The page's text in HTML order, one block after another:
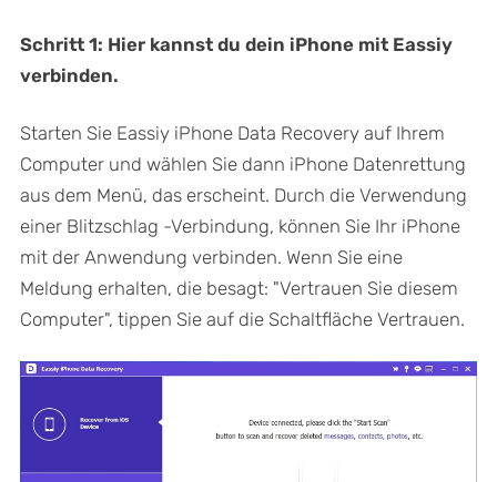
Schritt 1: Hier kannst du dein iPhone mit Eassiy
verbinden.
Starten Sie Eassiy iPhone Data Recovery auf Ihrem
Computer und wählen Sie dann iPhone Datenrettung
aus dem Menü, das erscheint. Durch die Verwendung
einer Blitzschlag -Verbindung, können Sie Ihr iPhone
mit der Anwendung verbinden. Wenn Sie eine
Meldung erhalten, die besagt: "Vertrauen Sie diesem
Computer", tippen Sie auf die Schaltfläche Vertrauen.